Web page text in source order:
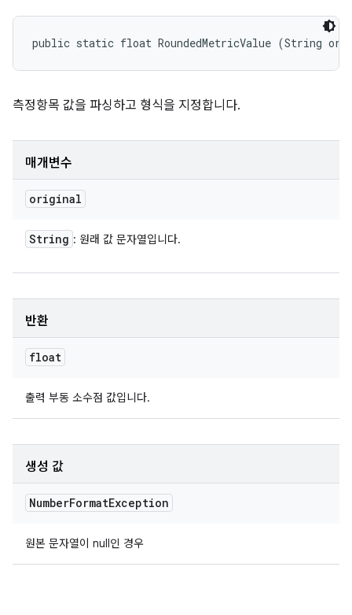
public static float RoundedMetricValue (String
측정항목 값을 파싱하고 형식을 지정합니다.
매개변수
original
String : 원래 값 문자열입니다.
반환
float
출력 부동 소수점 값입니다.
생성 값
NumberFormatException
원본 문자열이 null인 경우